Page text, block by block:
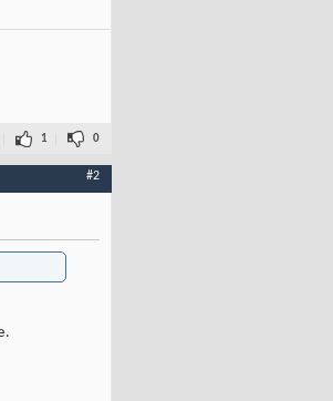
1 0
#2